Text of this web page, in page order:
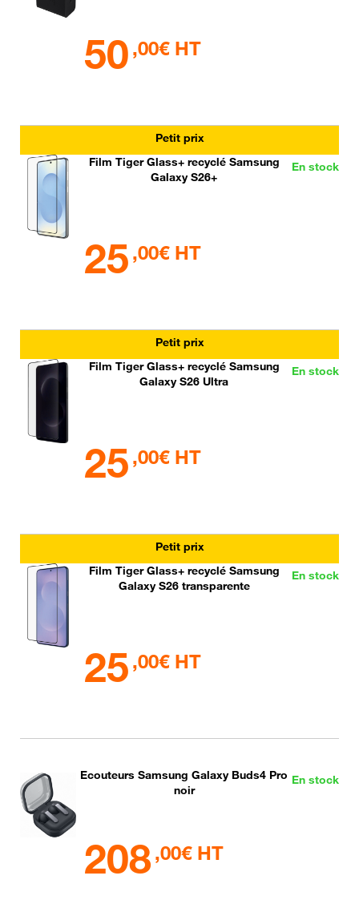
50 ,00€ HT
Petit prix
En stock
Film Tiger Glass+ recyclé Samsung
Galaxy S26+
25 ,00€ HT
Petit prix
En stock
Film Tiger Glass+ recyclé Samsung
Galaxy S26 Ultra
25 ,00€ HT
Petit prix
En stock
Film Tiger Glass+ recyclé Samsung
Galaxy S26 transparente
25 ,00€ HT
En stock
Ecouteurs Samsung Galaxy Buds4 Pro
noir
208 ,00€ HT